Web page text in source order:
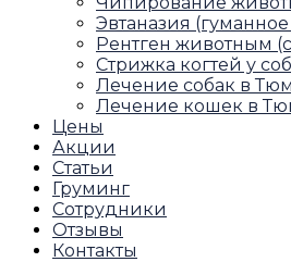
Эвтаназия
Рентген животным
Стрижка когтей у
Лечение собак в
Лечение кошек в
Цены
Акции
Статьи
Груминг
Сотрудники
Отзывы
Контакты